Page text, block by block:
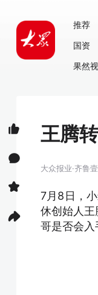
推荐
国资
果然
王腾
大众报业·齐鲁
7月8日，
休创始人王
哥是否会入